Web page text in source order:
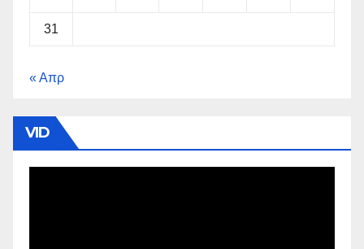
31
« Απρ
VID